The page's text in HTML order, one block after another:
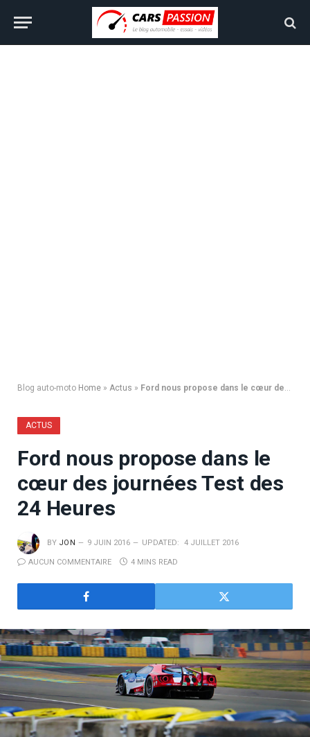
Blog auto-moto Home » Actus » Ford nous propose dans le cœur des journées Test des 24 Heures
ACTUS
Ford nous propose dans le
cœur des journées Test des
24 Heures
BY JON 9 JUIN 2016 UPDATED: 4 JUILLET 2016
AUCUN COMMENTAIRE 4 MINS READ